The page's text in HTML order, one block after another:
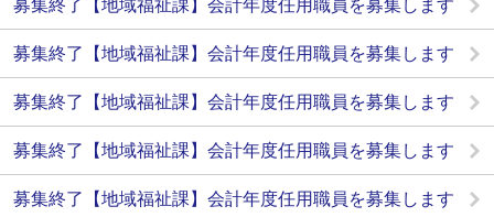
募集終了【地域福祉課】会計年度任用職員を募集します
募集終了【地域福祉課】会計年度任用職員を募集します
募集終了【地域福祉課】会計年度任用職員を募集します
募集終了【地域福祉課】会計年度任用職員を募集します
募集終了【地域福祉課】会計年度任用職員を募集します